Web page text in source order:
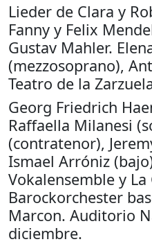
Lieder de Clara y
Fanny y Felix
Gustav Mahler.
(mezzosoprano),
Teatro de la
Georg Friedrich
Raffaella Milanesi
(contratenor),
Ismael Arróniz
Vokalensemble y La
Barockorchester
Marcon. Auditorio
diciembre.